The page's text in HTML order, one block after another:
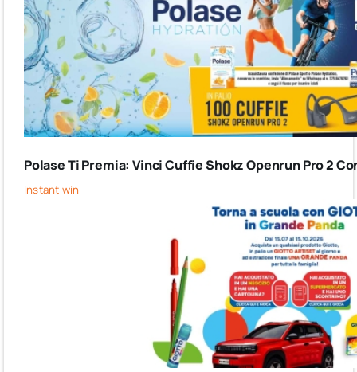
Polase Ti Premia: Vinci Cuffie Shokz Openrun Pro 2
Instant win